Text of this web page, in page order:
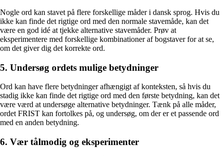
Nogle ord kan stavet på flere forskellige måder i dansk sprog. Hvis du
ikke kan finde det rigtige ord med den normale stavemåde, kan det
være en god idé at tjekke alternative stavemåder. Prøv at
eksperimentere med forskellige kombinationer af bogstaver for at se,
om det giver dig det korrekte ord.
5. Undersøg ordets mulige betydninger
Ord kan have flere betydninger afhængigt af konteksten, så hvis du
stadig ikke kan finde det rigtige ord med den første betydning, kan det
være værd at undersøge alternative betydninger. Tænk på alle måder,
ordet FRIST kan fortolkes på, og undersøg, om der er et passende ord
med en anden betydning.
6. Vær tålmodig og eksperimenter